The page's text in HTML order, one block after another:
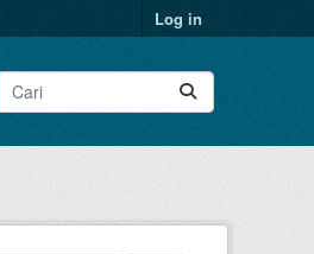
Log in